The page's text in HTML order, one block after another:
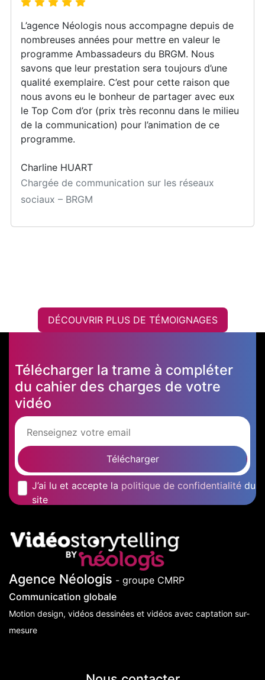
L’agence Néologis nous accompagne depuis de
nombreuses années pour mettre en valeur le
programme Ambassadeurs du BRGM. Nous
savons que leur prestation sera toujours d’une
qualité exemplaire. C’est pour cette raison que
nous avons eu le bonheur de partager avec eux
le Top Com d’or (prix très reconnu dans le milieu
de la communication) pour l’animation de ce
programme.
Charline HUART
Chargée de communication sur les réseaux
sociaux – BRGM
DÉCOUVRIR PLUS DE TÉMOIGNAGES
Télécharger la trame à compléter
du cahier des charges de votre
vidéo
Télécharger
J’ai lu et accepte la politique de confidentialité du
site
Agence Néologis - groupe CMRP
Communication globale
Motion design, vidéos dessinées et vidéos avec captation sur-
mesure